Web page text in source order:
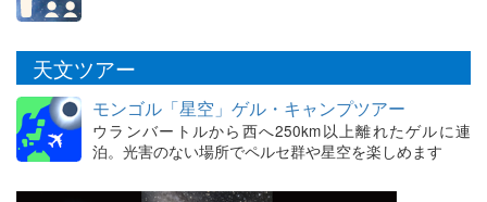
天文ツアー
モンゴル「星空」ゲル・キャンプツアー
ウランバートルから西へ250km以上離れたゲルに連
泊。光害のない場所でペルセ群や星空を楽しめます